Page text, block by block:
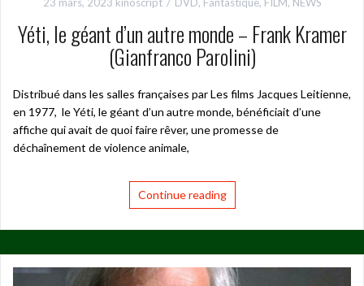
Yéti, le géant d’un autre monde – Frank Kramer
(Gianfranco Parolini)
Distribué dans les salles françaises par Les films Jacques Leitienne,
en 1977, le Yéti, le géant d’un autre monde, bénéficiait d’une
affiche qui avait de quoi faire rêver, une promesse de
déchaînement de violence animale,
Continue reading